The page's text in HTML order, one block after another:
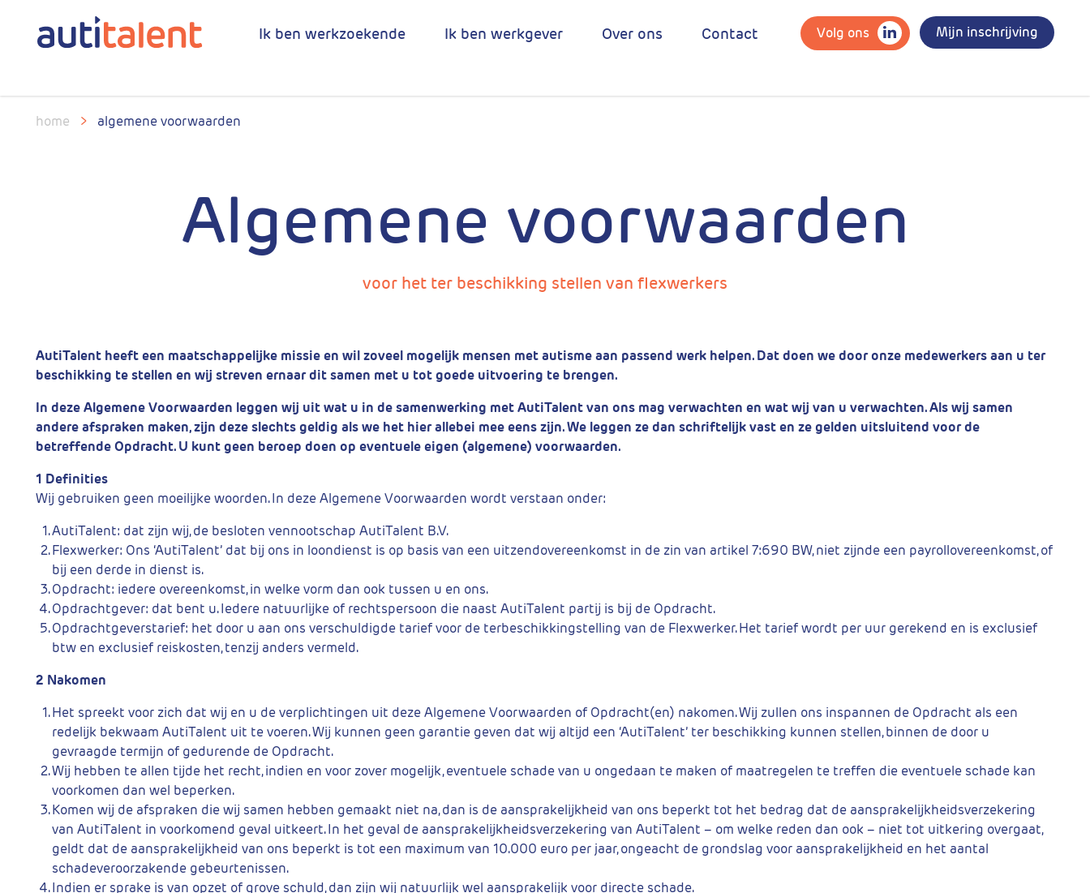
Ik ben werkzoekende Ik ben werkgever Over ons Contact Volg ons Mijn inschrijving
home > algemene voorwaarden
Algemene voorwaarden
voor het ter beschikking stellen van flexwerkers
AutiTalent heeft een maatschappelijke missie en wil zoveel mogelijk mensen met autisme aan passend werk helpen. Dat doen we door onze medewerkers aan u ter
beschikking te stellen en wij streven ernaar dit samen met u tot goede uitvoering te brengen.
In deze Algemene Voorwaarden leggen wij uit wat u in de samenwerking met AutiTalent van ons mag verwachten en wat wij van u verwachten. Als wij samen
andere afspraken maken, zijn deze slechts geldig als we het hier allebei mee eens zijn. We leggen ze dan schriftelijk vast en ze gelden uitsluitend voor de
betreffende Opdracht. U kunt geen beroep doen op eventuele eigen (algemene) voorwaarden.
1 Definities
Wij gebruiken geen moeilijke woorden. In deze Algemene Voorwaarden wordt verstaan onder:
AutiTalent: dat zijn wij, de besloten vennootschap AutiTalent B.V.
Flexwerker: Ons ‘AutiTalent’ dat bij ons in loondienst is op basis van een uitzendovereenkomst in de zin van artikel 7:690 BW, niet zijnde een payrollovereenkomst, of
bij een derde in dienst is.
Opdracht: iedere overeenkomst, in welke vorm dan ook tussen u en ons.
Opdrachtgever: dat bent u. Iedere natuurlijke of rechtspersoon die naast AutiTalent partij is bij de Opdracht.
Opdrachtgeverstarief: het door u aan ons verschuldigde tarief voor de terbeschikkingstelling van de Flexwerker. Het tarief wordt per uur gerekend en is exclusief
btw en exclusief reiskosten, tenzij anders vermeld.
2 Nakomen
Het spreekt voor zich dat wij en u de verplichtingen uit deze Algemene Voorwaarden of Opdracht(en) nakomen. Wij zullen ons inspannen de Opdracht als een
redelijk bekwaam AutiTalent uit te voeren. Wij kunnen geen garantie geven dat wij altijd een ‘AutiTalent’ ter beschikking kunnen stellen, binnen de door u
gevraagde termijn of gedurende de Opdracht.
Wij hebben te allen tijde het recht, indien en voor zover mogelijk, eventuele schade van u ongedaan te maken of maatregelen te treffen die eventuele schade kan
voorkomen dan wel beperken.
Komen wij de afspraken die wij samen hebben gemaakt niet na, dan is de aansprakelijkheid van ons beperkt tot het bedrag dat de aansprakelijkheidsverzekering
van AutiTalent in voorkomend geval uitkeert. In het geval de aansprakelijkheidsverzekering van AutiTalent – om welke reden dan ook – niet tot uitkering overgaat,
geldt dat de aansprakelijkheid van ons beperkt is tot een maximum van 10.000 euro per jaar, ongeacht de grondslag voor aansprakelijkheid en het aantal
schadeveroorzakende gebeurtenissen.
Indien er sprake is van opzet of grove schuld, dan zijn wij natuurlijk wel aansprakelijk voor directe schade.